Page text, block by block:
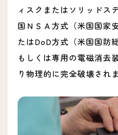
ィスクまたはソリッドス
国ＮＳＡ方式（米国国家
たはDoD方式（米国国防
もしくは専用の電磁消去
り物理的に完全破壊されま